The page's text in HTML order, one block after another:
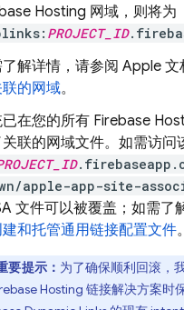
Hosting 网域，则将为
PROJECT_ID
解详情，请参阅 Apple 文
的网域。
在您的所有 Firebase
联的网域文件。如需访问
apple-app-site-
文件可以被覆盖；如需了
和托管通用链接配置文件。
要提示： 为了确保顺利回滚，
Hosting 链接解决方案时